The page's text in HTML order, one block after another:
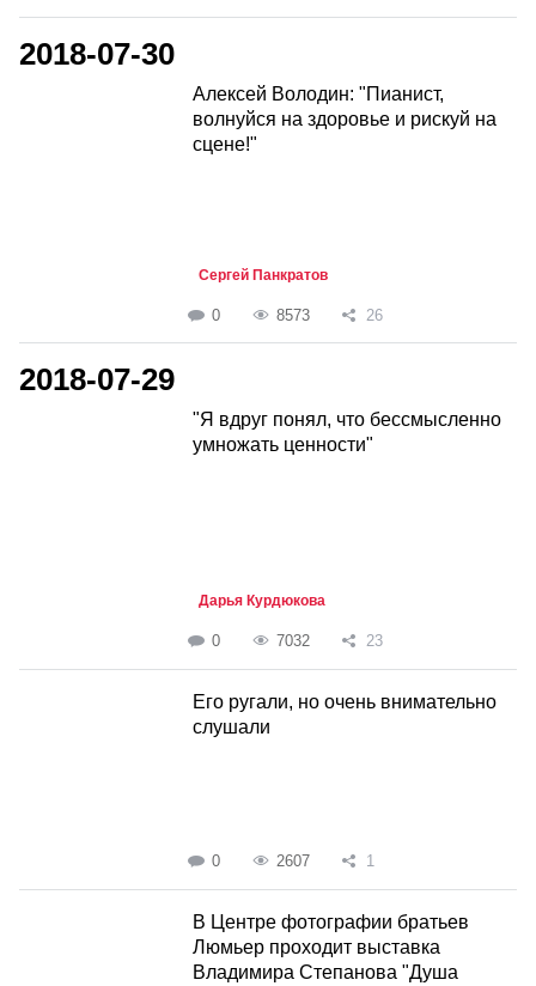
2018-07-30
Алексей Володин: "Пианист,
волнуйся на здоровье и рискуй на
сцене!"
Сергей Панкратов
0 8573 26
2018-07-29
"Я вдруг понял, что бессмысленно
умножать ценности"
Дарья Курдюкова
0 7032 23
Его ругали, но очень внимательно
слушали
0 2607 1
В Центре фотографии братьев
Люмьер проходит выставка
Владимира Степанова "Душа